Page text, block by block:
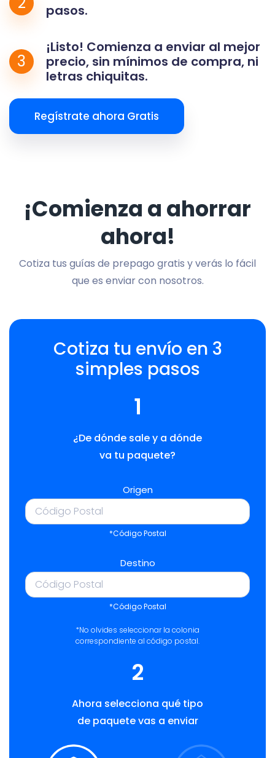
pasos.
3
¡Listo! Comienza a enviar al mejor
precio, sin mínimos de compra, ni
letras chiquitas.
Regístrate ahora Gratis
¡Comienza a ahorrar
ahora!
Cotiza tus guías de prepago gratis y verás lo fácil
que es enviar con nosotros.
Cotiza tu envío en 3
simples pasos
1
¿De dónde sale y a dónde
va tu paquete?
Origen
*Código Postal
Destino
*Código Postal
*No olvides seleccionar la colonia
correspondiente al código postal.
2
Ahora selecciona qué tipo
de paquete vas a enviar